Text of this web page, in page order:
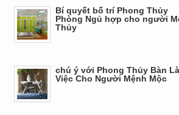
Bí quyết bố trí Phong Thủy
Phòng Ngủ hợp cho người
Thủy
chú ý với Phong Thủy Bàn
Việc Cho Người Mệnh Mộc